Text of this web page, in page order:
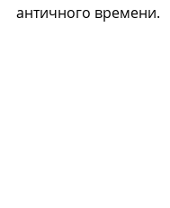
античного времени.